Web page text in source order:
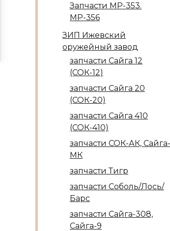
Запчасти МР-353.
МР-356
ЗИП Ижевский
оружейный завод
запчасти Сайга 12
(СОК-12)
запчасти Сайга 20
(СОК-20)
запчасти Сайга 410
(СОК-410)
запчасти СОК-АК, Сайга-
МК
запчасти Тигр
запчасти Соболь/Лось/
Барс
запчасти Сайга-308,
Сайга-9